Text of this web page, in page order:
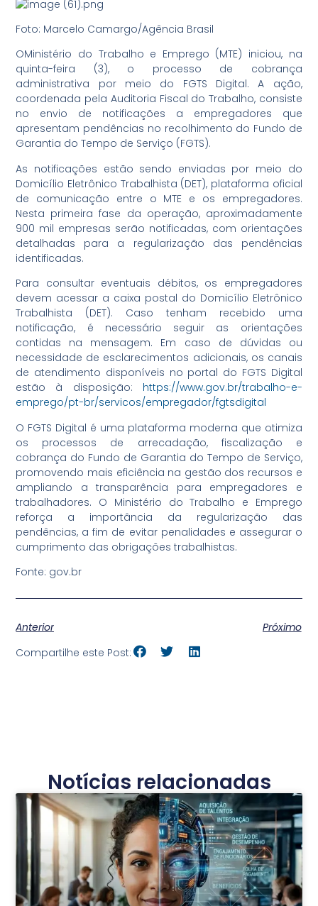
Foto: Marcelo Camargo/Agência Brasil
OMinistério do Trabalho e Emprego (MTE) iniciou, na
quinta-feira (3), o processo de cobrança
administrativa por meio do FGTS Digital. A ação,
coordenada pela Auditoria Fiscal do Trabalho, consiste
no envio de notificações a empregadores que
apresentam pendências no recolhimento do Fundo de
Garantia do Tempo de Serviço (FGTS).
As notificações estão sendo enviadas por meio do
Domicílio Eletrônico Trabalhista (DET), plataforma oficial
de comunicação entre o MTE e os empregadores.
Nesta primeira fase da operação, aproximadamente
900 mil empresas serão notificadas, com orientações
detalhadas para a regularização das pendências
identificadas.
Para consultar eventuais débitos, os empregadores
devem acessar a caixa postal do Domicílio Eletrônico
Trabalhista (DET). Caso tenham recebido uma
notificação, é necessário seguir as orientações
contidas na mensagem. Em caso de dúvidas ou
necessidade de esclarecimentos adicionais, os canais
de atendimento disponíveis no portal do FGTS Digital
estão à disposição: https://www.gov.br/trabalho-e-
emprego/pt-br/servicos/empregador/fgtsdigital
O FGTS Digital é uma plataforma moderna que otimiza
os processos de arrecadação, fiscalização e
cobrança do Fundo de Garantia do Tempo de Serviço,
promovendo mais eficiência na gestão dos recursos e
ampliando a transparência para empregadores e
trabalhadores. O Ministério do Trabalho e Emprego
reforça a importância da regularização das
pendências, a fim de evitar penalidades e assegurar o
cumprimento das obrigações trabalhistas.
Fonte: gov.br
Anterior
Próximo
Compartilhe este Post:
Notícias relacionadas